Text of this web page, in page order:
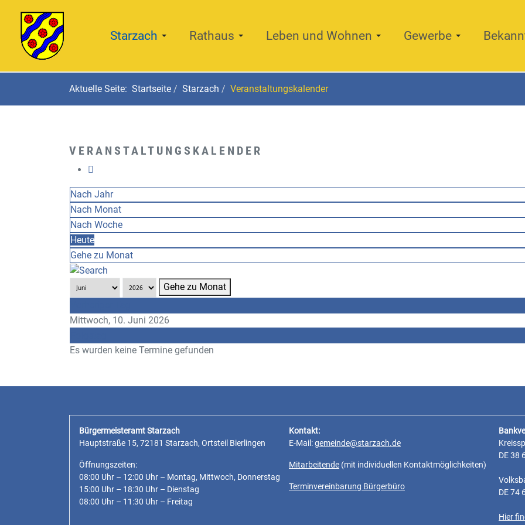
Starzach Rathaus Leben und Wohnen Gewerbe
Aktuelle Seite: Startseite Starzach Veranstaltungskalender
VERANSTALTUNGSKALENDER
Nach Jahr
Nach Monat
Nach Woche
Heute
Gehe zu Monat
Gehe zu Monat
Mittwoch, 10. Juni 2026
Es wurden keine Termine gefunden
Bürgermeisteramt Starzach
Hauptstraße 15, 72181 Starzach, Ortsteil Bierlingen
Öffnungszeiten:
08:00 Uhr – 12:00 Uhr – Montag, Mittwoch, Donnerstag
15:00 Uhr – 18:30 Uhr – Dienstag
08:00 Uhr – 11:30 Uhr – Freitag
Kontakt:
E-Mail:gemeinde@starzach.de
Mitarbeitende (mit individuellen Kontaktmöglichkeiten)
Terminvereinbarung Bürgerbüro
DE 38
DE 74
Hier